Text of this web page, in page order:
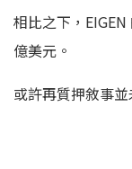
相比之下，
億美元。
或許再質押敘事